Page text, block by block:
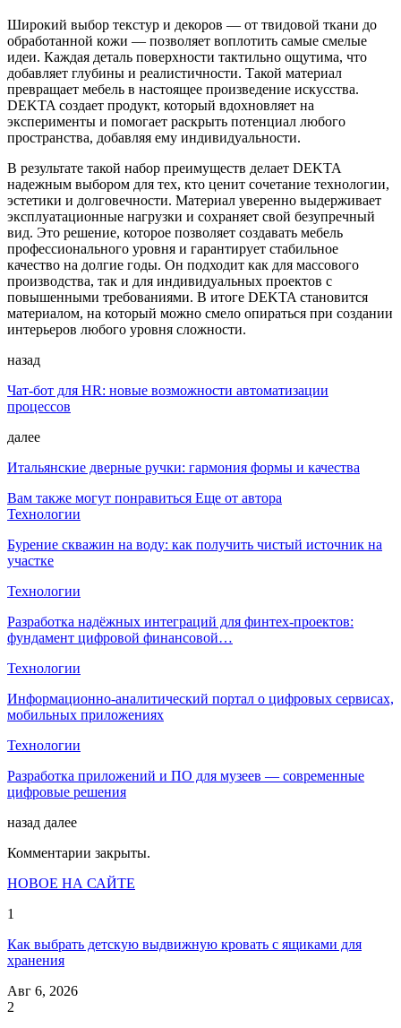
Широкий выбор текстур и декоров — от твидовой ткани до
обработанной кожи — позволяет воплотить самые смелые
идеи. Каждая деталь поверхности тактильно ощутима, что
добавляет глубины и реалистичности. Такой материал
превращает мебель в настоящее произведение искусства.
DEKTA создает продукт, который вдохновляет на
эксперименты и помогает раскрыть потенциал любого
пространства, добавляя ему индивидуальности.
В результате такой набор преимуществ делает DEKTA
надежным выбором для тех, кто ценит сочетание технологии,
эстетики и долговечности. Материал уверенно выдерживает
эксплуатационные нагрузки и сохраняет свой безупречный
вид. Это решение, которое позволяет создавать мебель
профессионального уровня и гарантирует стабильное
качество на долгие годы. Он подходит как для массового
производства, так и для индивидуальных проектов с
повышенными требованиями. В итоге DEKTA становится
материалом, на который можно смело опираться при создании
интерьеров любого уровня сложности.
назад
Чат-бот для HR: новые возможности автоматизации
процессов
далее
Итальянские дверные ручки: гармония формы и качества
Вам также могут понравиться Еще от автора
Технологии
Бурение скважин на воду: как получить чистый источник на
участке
Технологии
Разработка надёжных интеграций для финтех-проектов:
фундамент цифровой финансовой…
Технологии
Информационно-аналитический портал о цифровых сервисах,
мобильных приложениях
Технологии
Разработка приложений и ПО для музеев — современные
цифровые решения
назад далее
Комментарии закрыты.
НОВОЕ НА САЙТЕ
1
Как выбрать детскую выдвижную кровать с ящиками для
хранения
Авг 6, 2026
2